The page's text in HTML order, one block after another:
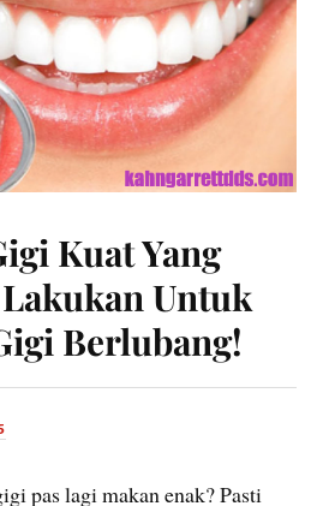
Kuat Yang
Untuk
Berlubang!
pas lagi makan enak? Pasti